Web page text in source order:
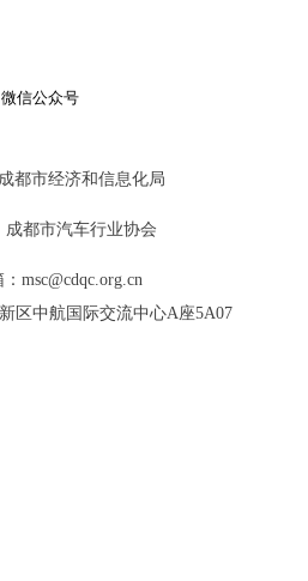
微信公众号
都市经济和信息化局
成都市汽车行业协会
msc@cdqc.org.cn
区中航国际交流中心A座5A07